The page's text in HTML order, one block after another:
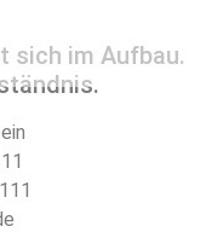
sich im Aufbau.